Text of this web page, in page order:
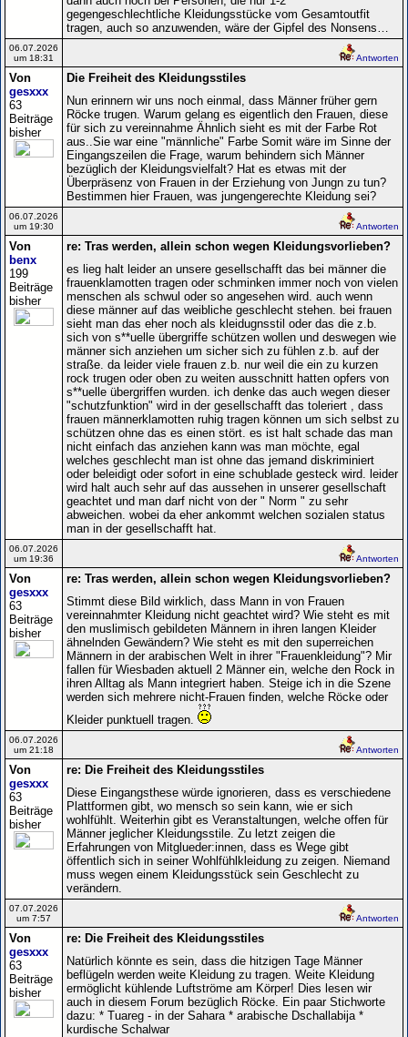
gegengeschlechtliche Kleidungsstücke vom Gesamtoutfit
tragen, auch so anzuwenden, wäre der Gipfel des Nonsens…
06.07.2026
um 18:31
Antworten
Von
gesxxx
63
Beiträge
bisher
Die Freiheit des Kleidungsstiles
Nun erinnern wir uns noch einmal, dass Männer früher gern
Röcke trugen. Warum gelang es eigentlich den Frauen, diese
für sich zu vereinnahme Ähnlich sieht es mit der Farbe Rot
aus..Sie war eine "männliche" Farbe Somit wäre im Sinne der
Eingangszeilen die Frage, warum behindern sich Männer
bezüglich der Kleidungsvielfalt? Hat es etwas mit der
Überpräsenz von Frauen in der Erziehung von Jungn zu tun?
Bestimmen hier Frauen, was jungengerechte Kleidung sei?
06.07.2026
um 19:30
Antworten
Von
benx
199
Beiträge
bisher
re: Tras werden, allein schon wegen Kleidungsvorlieben?
es lieg halt leider an unsere gesellschafft das bei männer die
frauenklamotten tragen oder schminken immer noch von vielen
menschen als schwul oder so angesehen wird. auch wenn
diese männer auf das weibliche geschlecht stehen. bei frauen
sieht man das eher noch als kleidugnsstil oder das die z.b.
sich von s**uelle übergriffe schützen wollen und deswegen wie
männer sich anziehen um sicher sich zu fühlen z.b. auf der
straße. da leider viele frauen z.b. nur weil die ein zu kurzen
rock trugen oder oben zu weiten ausschnitt hatten opfers von
s**uelle übergriffen wurden. ich denke das auch wegen dieser
"schutzfunktion" wird in der gesellschafft das toleriert , dass
frauen männerklamotten ruhig tragen können um sich selbst zu
schützen ohne das es einen stört. es ist halt schade das man
nicht einfach das anziehen kann was man möchte, egal
welches geschlecht man ist ohne das jemand diskriminiert
oder beleidigt oder sofort in eine schublade gesteck wird. leider
wird halt auch sehr auf das aussehen in unserer gesellschaft
geachtet und man darf nicht von der " Norm " zu sehr
abweichen. wobei da eher ankommt welchen sozialen status
man in der gesellschafft hat.
06.07.2026
um 19:36
Antworten
Von
gesxxx
63
Beiträge
bisher
re: Tras werden, allein schon wegen Kleidungsvorlieben?
Stimmt diese Bild wirklich, dass Mann in von Frauen
vereinnahmter Kleidung nicht geachtet wird? Wie steht es mit
den muslimisch gebildeten Männern in ihren langen Kleider
ähnelnden Gewändern? Wie steht es mit den superreichen
Männern in der arabischen Welt in ihrer "Frauenkleidung"? Mir
fallen für Wiesbaden aktuell 2 Männer ein, welche den Rock in
ihren Alltag als Mann integriert haben. Steige ich in die Szene
werden sich mehrere nicht-Frauen finden, welche Röcke oder
Kleider punktuell tragen.
06.07.2026
um 21:18
Antworten
Von
gesxxx
63
Beiträge
bisher
re: Die Freiheit des Kleidungsstiles
Diese Eingangsthese würde ignorieren, dass es verschiedene
Plattformen gibt, wo mensch so sein kann, wie er sich
wohlfühlt. Weiterhin gibt es Veranstaltungen, welche offen für
Männer jeglicher Kleidungsstile. Zu letzt zeigen die
Erfahrungen von Mitglueder:innen, dass es Wege gibt
öffentlich sich in seiner Wohlfühlkleidung zu zeigen. Niemand
muss wegen einem Kleidungsstück sein Geschlecht zu
verändern.
07.07.2026
um 7:57
Antworten
Von
gesxxx
63
Beiträge
bisher
re: Die Freiheit des Kleidungsstiles
Natürlich könnte es sein, dass die hitzigen Tage Männer
beflügeln werden weite Kleidung zu tragen. Weite Kleidung
ermöglicht kühlende Luftströme am Körper! Dies lesen wir
auch in diesem Forum bezüglich Röcke. Ein paar Stichworte
dazu: * Tuareg - in der Sahara * arabische Dschallabija *
kurdische Schalwar